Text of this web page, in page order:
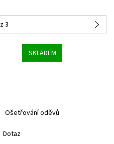
z 3
SKLADEM
Ošetřování oděvů
Dotaz